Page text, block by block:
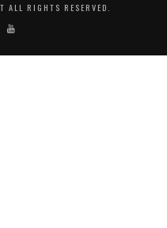
RIGHTS RESERVED.